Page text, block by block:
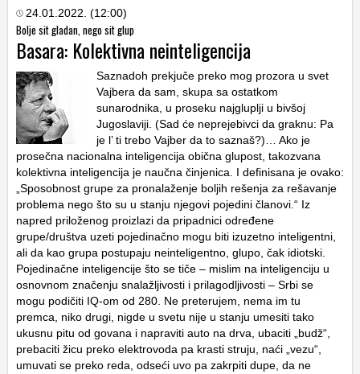
24.01.2022. (12:00)
Bolje sit gladan, nego sit glup
Basara: Kolektivna neinteligencija
Saznadoh prekjuče preko mog prozora u svet
Vajbera da sam, skupa sa ostatkom
sunarodnika, u proseku najgluplji u bivšoj
Jugoslaviji. (Sad će neprejebivci da graknu: Pa
je l’ ti trebo Vajber da to saznaš?)… Ako je
prosečna nacionalna inteligencija obična glupost, takozvana
kolektivna inteligencija je naučna činjenica. I definisana je ovako:
„Sposobnost grupe za pronalaženje boljih rešenja za rešavanje
problema nego što su u stanju njegovi pojedini članovi.“ Iz
napred priloženog proizlazi da pripadnici određene
grupe/društva uzeti pojedinačno mogu biti izuzetno inteligentni,
ali da kao grupa postupaju neinteligentno, glupo, čak idiotski.
Pojedinačne inteligencije što se tiče – mislim na inteligenciju u
osnovnom značenju snalažljivosti i prilagodljivosti – Srbi se
mogu podičiti IQ-om od 280. Ne preterujem, nema im tu
premca, niko drugi, nigde u svetu nije u stanju umesiti tako
ukusnu pitu od govana i napraviti auto na drva, ubaciti „budž“,
prebaciti žicu preko elektrovoda pa krasti struju, naći „vezu“,
umuvati se preko reda, odseći uvo pa zakrpiti dupe, da ne